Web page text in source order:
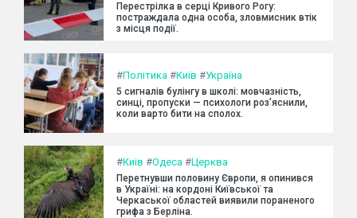
Перестрілка в серці Кривого Рогу:
постраждала одна особа, зловмисник втік
з місця події.
#Політика #Київ #Україна
5 сигналів булінгу в школі: мовчазність,
синці, пропуски — психологи роз’яснили,
коли варто бити на сполох.
#Київ #Одеса #Церква
Перетнувши половину Європи, я опинився
в Україні: на кордоні Київської та
Черкаської областей виявили пораненого
грифа з Берліна.